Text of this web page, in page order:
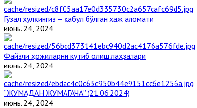
Гўзал хулқингиз – қабул бўлган ҳаж аломати
июнь. 24, 2024
Файзли ҳожиларни кутиб олиш лаҳзалари
июнь. 24, 2024
“ЖУМАДАН ЖУМАГАЧА” (21.06.2024)
июнь. 24, 2024